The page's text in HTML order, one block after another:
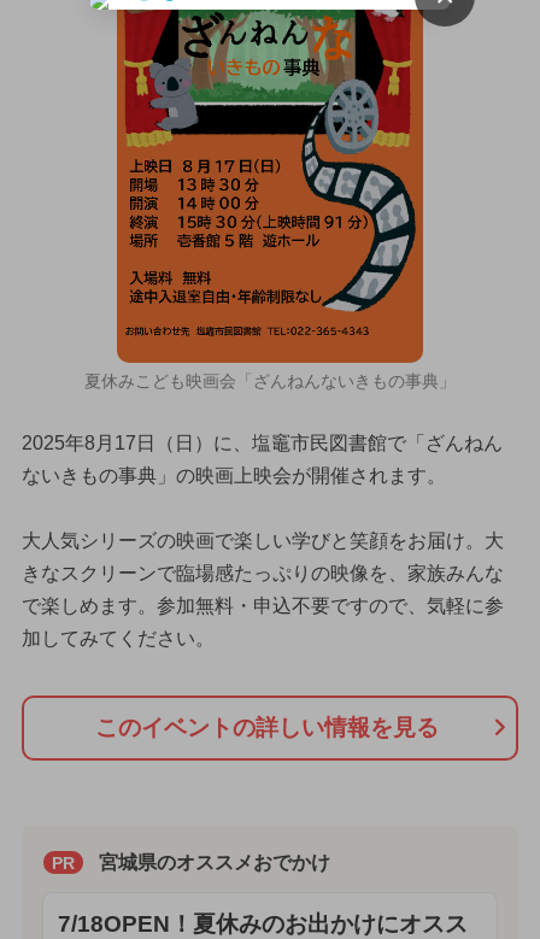
夏休みこども映画会「ざんねんないきもの事典」
2025年8月17日（日）に、塩竈市民図書館で「ざんねん
ないきもの事典」の映画上映会が開催されます。
大人気シリーズの映画で楽しい学びと笑顔をお届け。大
きなスクリーンで臨場感たっぷりの映像を、家族みんな
で楽しめます。参加無料・申込不要ですので、気軽に参
加してみてください。
このイベントの詳しい情報を見る
PR 宮城県のオススメおでかけ
7/18OPEN！夏休みのお出かけにオスス